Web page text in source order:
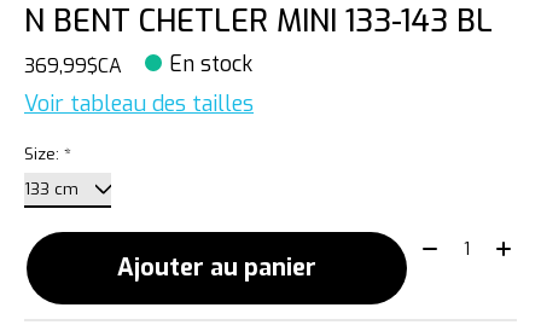
N BENT CHETLER MINI 133-143 BL
369,99$CA En stock
Voir tableau des tailles
Size: *
Ajouter au panier
Quantité: